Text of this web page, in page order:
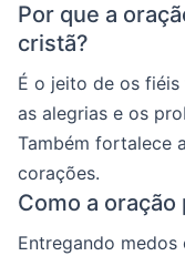
Por que a
cristã?
É o jeito de os
as alegrias e os
Também fortalece
corações.
Como a
Entregando medos